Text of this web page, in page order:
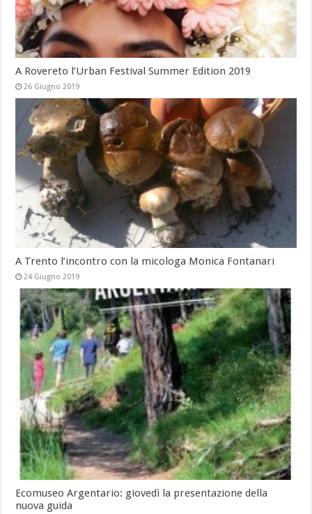
A Rovereto l’Urban Festival Summer Edition 2019
26 Giugno 2019
A Trento l’incontro con la micologa Monica Fontanari
24 Giugno 2019
Ecomuseo Argentario: giovedì la presentazione della
nuova guida